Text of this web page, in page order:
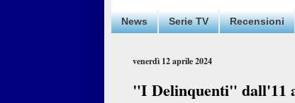
News Serie TV Recensioni
venerdì 12 aprile 2024
"I Delinquenti" dall'11